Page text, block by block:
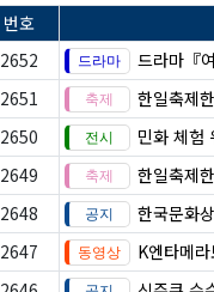
번호
2652
드라마『
2651
한일축제
2650
민화 체험
2649
한일축제
2648
한국문화
2647
K엔타메